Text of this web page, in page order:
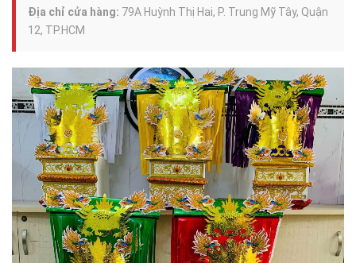
Địa chỉ cửa hàng: 79A Huỳnh Thị Hai, P. Trung Mỹ Tây, Quận
12, TP.HCM